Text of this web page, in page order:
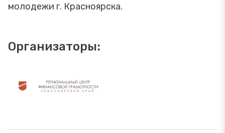
молодежи г. Красноярска.
Организаторы: